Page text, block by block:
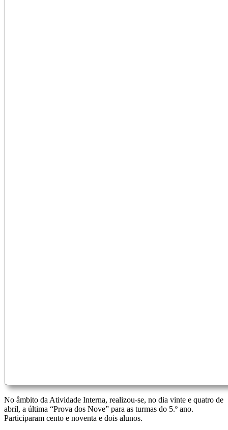
No âmbito da Atividade Interna, realizou-se, no dia vinte e quatro de
abril, a última “Prova dos Nove” para as turmas do 5.º ano.
Participaram cento e noventa e dois alunos.